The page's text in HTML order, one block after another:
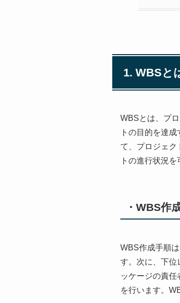
1. WBSと
WBSとは、プ
トの目的を達
て、プロジェク
トの進行状況
・WBS作
WBS作成手順
す。次に、下位
ッケージの責
を行います。